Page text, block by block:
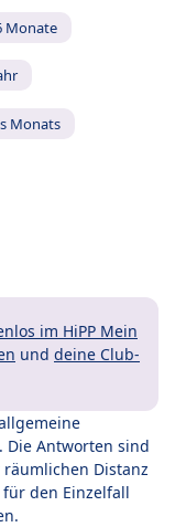
Monate
Monats
im HiPP Mein
und deine Club-
Antworten sind
Distanz
den Einzelfall